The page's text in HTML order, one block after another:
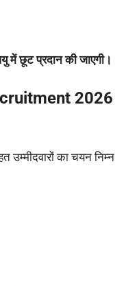
में छूट प्रदान की जाएगी।
2026
का चयन निम्न